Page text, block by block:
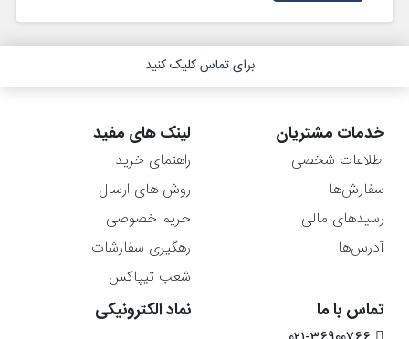
برای تماس کلیک کنید
خدمات مشتریان
اطلاعات شخصی
سفارش‌ها
رسیدهای مالی
آدرس‌ها
لینک های مفید
راهنمای خرید
روش های ارسال
حریم خصوصی
رهگیری سفارشات
شعب تیپاکس
تماس با ما نماد الکترونیکی